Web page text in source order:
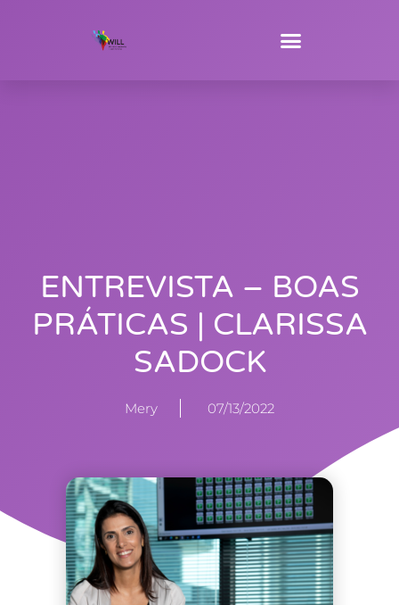
ENTREVISTA – BOAS
PRÁTICAS | CLARISSA
SADOCK
Mery 07/13/2022